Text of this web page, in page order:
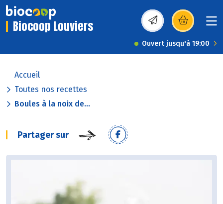
Biocoop Louviers (s’ouvre dans une
Ouvert jusqu'à 19:00
Accueil
Toutes nos recettes
Boules à la noix de...
Partager sur